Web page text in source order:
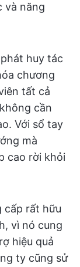
và năng
huy tác
chương
tất cả
cần
Với sổ tay
mà
cao rời khỏi
cấp rất hữu
vì nó cung
hiệu quả
ty cũng sử